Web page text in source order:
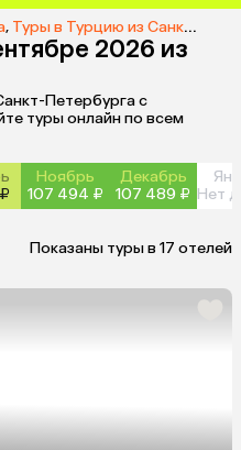
, Туры в Турцию из Санкт-Петербурга
2026 из
Петербурга с
туры онлайн по всем
Ноябрь
107 494 ₽
Декабрь
107 489 ₽ Нет
Показаны туры в 17 отелей